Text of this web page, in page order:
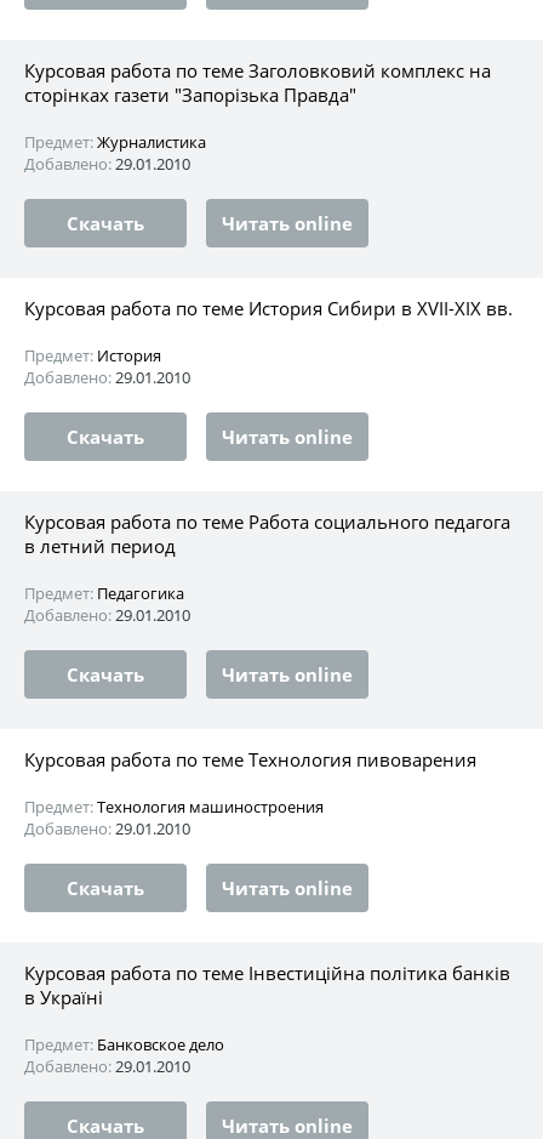
Курсовая работа по теме Заголовковий комплекс на
сторінках газети "Запорізька Правда"
Предмет:Журналистика
Добавлено:29.01.2010
Скачать Читать online
Курсовая работа по теме История Сибири в XVII-XIX вв.
Предмет: История
Добавлено:29.01.2010
Скачать Читать online
Курсовая работа по теме Работа социального педагога
в летний период
Предмет: Педагогика
Добавлено:29.01.2010
Скачать Читать online
Курсовая работа по теме Технология пивоварения
Предмет:Технология машиностроения
Добавлено:29.01.2010
Скачать Читать online
Курсовая работа по теме Інвестиційна політика банків
в Україні
Предмет: Банковское дело
Добавлено:29.01.2010
Скачать Читать online